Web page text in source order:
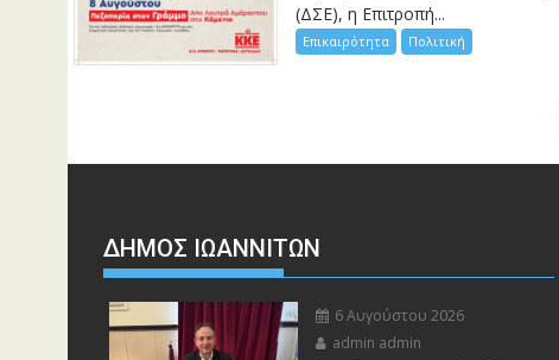
(ΔΣΕ), η Επιτροπή...
Επικαιρότητα Πολιτική
ΔΗΜΟΣ ΙΩΑΝΝΙΤΩΝ
6 Αυγούστου 2026
admin admin